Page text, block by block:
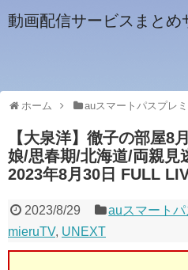
動画配信サービスまとめ
ホーム auスマートパスプレ
【大泉洋】徹子の部屋8
娘/思春期/北海道/両親見
2023年8月30日 FULL
2023/8/29 auスマート
mieruTV, UNEXT